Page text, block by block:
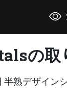
の取
半熟デザイン